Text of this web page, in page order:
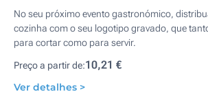
No seu próximo evento gastronómico,
cozinha com o seu logotipo gravado, que
para cortar como para servir.
Preço a partir de:10,21 €
Ver detalhes >